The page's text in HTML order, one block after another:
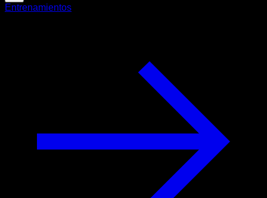
Entrenamientos